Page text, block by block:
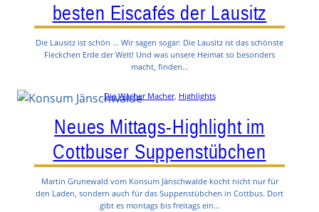
besten Eiscafés der Lausitz
Die Lausitz ist schön … Wir sagen sogar: Die Lausitz ist das schönste
Fleckchen Erde der Welt! Und was unsere Heimat so besonders
macht, finden…
Die Wacher Macher, Highlights
Neues Mittags-Highlight im
Cottbuser Suppenstübchen
Martin Grunewald vom Konsum Jänschwalde kocht nicht nur für
den Laden, sondern auch für das Suppenstübchen in Cottbus. Dort
gibt es montags bis freitags ein…